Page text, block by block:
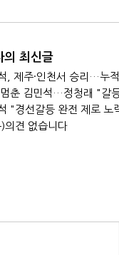
의 최신글
, 제주·인천서 승리…누
춘 김민석…정청래 "갈
"경선갈등 완전 제로
의견 없습니다